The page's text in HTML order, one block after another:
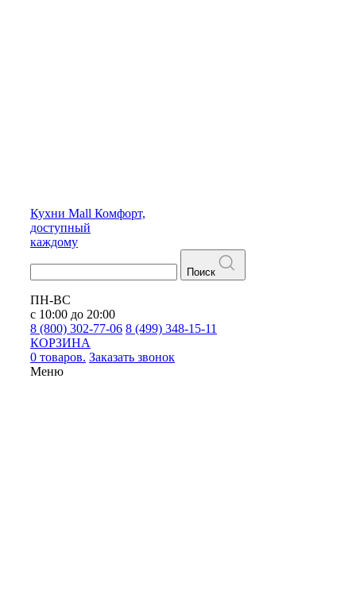
Кухни Mall Комфорт,
доступный
каждому
Поиск
ПН-ВС
с 10:00 до 20:00
8 (800) 302-77-06 8 (499) 348-15-11
КОРЗИНА
0 товаров. Заказать звонок
Меню